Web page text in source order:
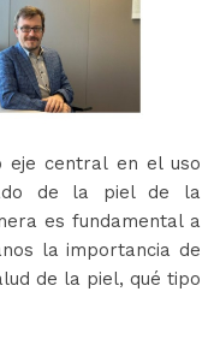
eje central en el uso
de la piel de la
es fundamental a
la importancia de
de la piel, qué tipo